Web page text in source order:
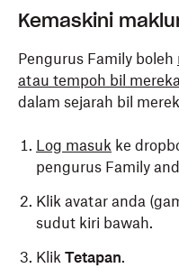
Kemaskini
Pengurus Family boleh
atau tempoh bil
dalam sejarah bil
Log masuk ke
pengurus Family
Klik avatar anda
sudut kiri bawah.
Klik Tetapan.